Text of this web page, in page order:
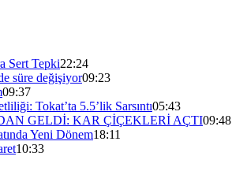
Sert Tepki22:24
süre değişiyor09:23
09:37
Tokat’ta 5.5’lik Sarsıntı05:43
GELDİ: KAR ÇİÇEKLERİ AÇTI09:48
Yeni Dönem18:11
10:33